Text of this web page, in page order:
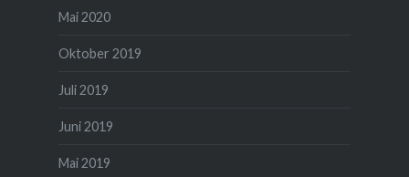
Mai 2020
Oktober 2019
Juli 2019
Juni 2019
Mai 2019